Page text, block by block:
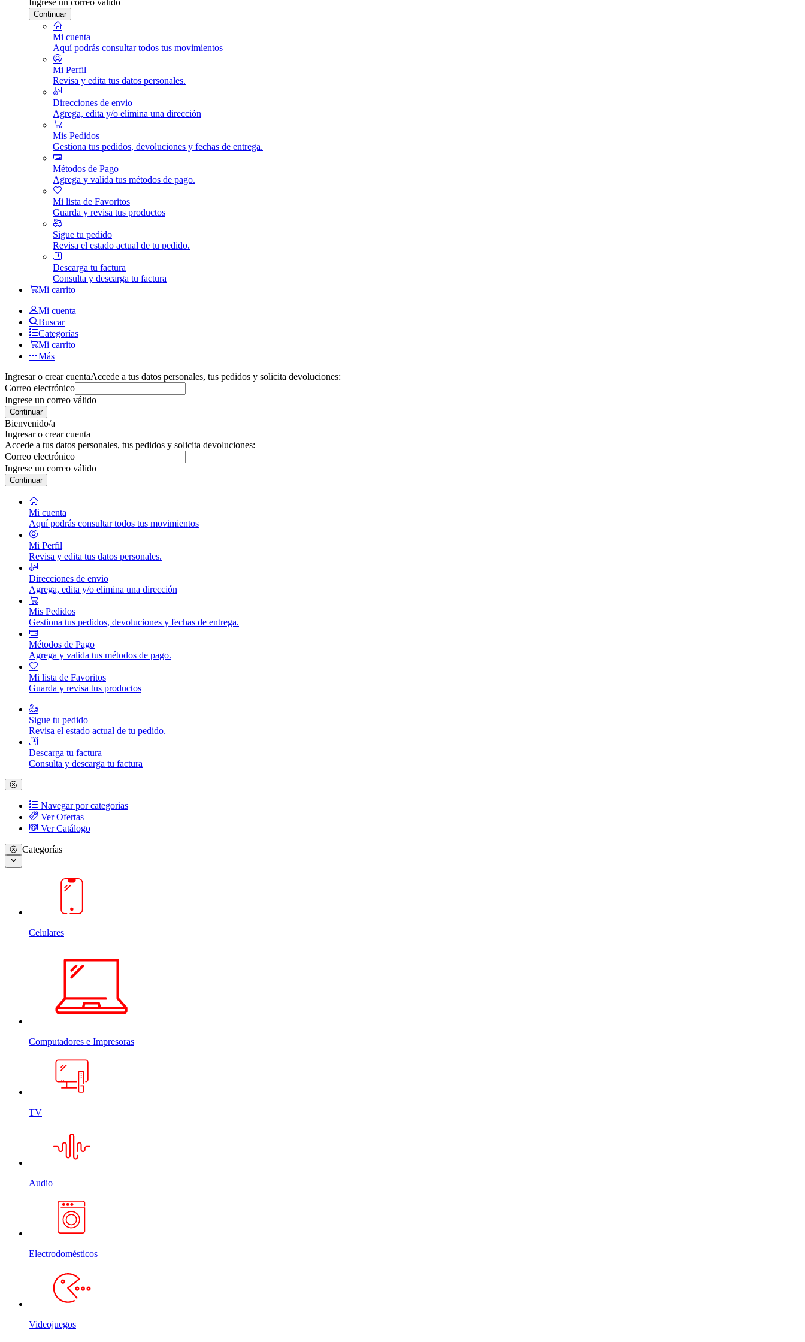
Continuar
Mi cuenta
Aquí podrás consultar todos tus movimientos
Mi Perfil
Revisa y edita tus datos personales.
Direcciones de envio
Agrega, edita y/o elimina una dirección
Mis Pedidos
Gestiona tus pedidos, devoluciones y fechas de entrega.
Métodos de Pago
Agrega y valida tus métodos de pago.
Mi lista de Favoritos
Guarda y revisa tus productos
Sigue tu pedido
Revisa el estado actual de tu pedido.
Descarga tu factura
Consulta y descarga tu factura
Mi carrito
Mi cuenta
Buscar
Categorías
Mi carrito
Más
Ingresar o crear cuentaAccede a tus datos personales, tus pedidos y solicita devoluciones:
Correo electrónico
Ingrese un correo válido
Continuar
Bienvenido/a
Ingresar o crear cuenta
Accede a tus datos personales, tus pedidos y solicita devoluciones:
Correo electrónico
Ingrese un correo válido
Continuar
Mi cuenta
Aquí podrás consultar todos tus movimientos
Mi Perfil
Revisa y edita tus datos personales.
Direcciones de envio
Agrega, edita y/o elimina una dirección
Mis Pedidos
Gestiona tus pedidos, devoluciones y fechas de entrega.
Métodos de Pago
Agrega y valida tus métodos de pago.
Mi lista de Favoritos
Guarda y revisa tus productos
Sigue tu pedido
Revisa el estado actual de tu pedido.
Descarga tu factura
Consulta y descarga tu factura
Navegar por categorias
Ver Ofertas
Ver Catálogo
Categorías
Celulares
Computadores e Impresoras
TV
Audio
Electrodomésticos
Videojuegos